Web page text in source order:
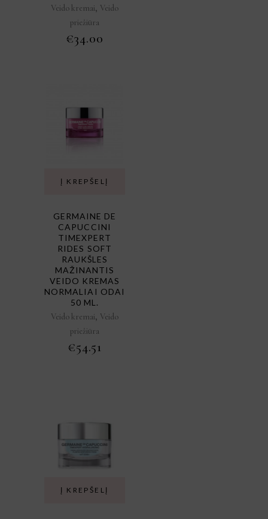
Veido kremai, Veido
priežiūra
€34.00
Į KREPŠELĮ
GERMAINE DE
CAPUCCINI
TIMEXPERT
RIDES SOFT
RAUKŠLES
MAŽINANTIS
VEIDO KREMAS
NORMALIAI ODAI
50 ML.
Veido kremai, Veido
priežiūra
€54.51
Į KREPŠELĮ